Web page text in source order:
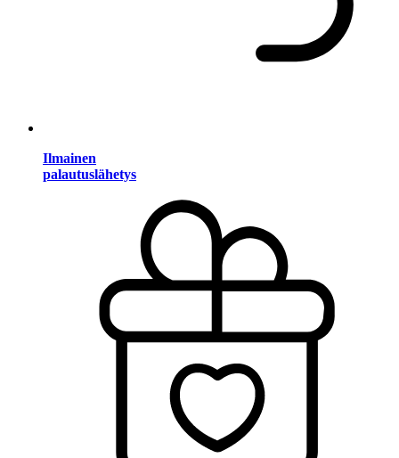
Ilmainen
palautuslähetys